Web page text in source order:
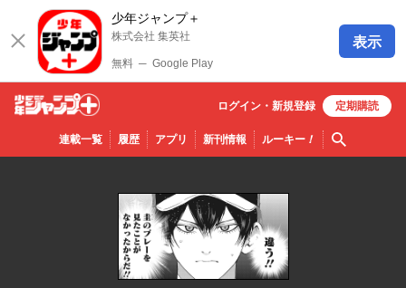
少年ジャンプ＋
株式会社 集英社
無料 ─ Google Play
表示
少年ジ
ャンプ
連載一覧 履歴 アプリ 新刊情報 ルーキー！ 検索
ログイン・ 新規登録 定期購読